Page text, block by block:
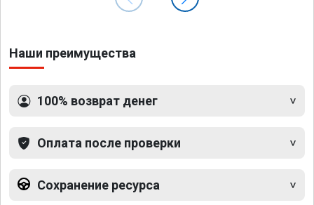
Наши преимущества
100% возврат денег
Оплата после проверки
Сохранение ресурса